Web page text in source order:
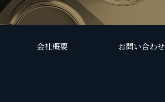
会社概要 お問い合わせ